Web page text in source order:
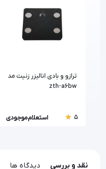
ترازو و بادی انالیزر زنیت مد
zth-a6bw
5 استعلام موجودی
نقد و بررسی دیدگاه ها